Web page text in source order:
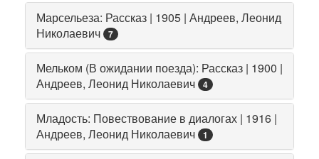
Марсельеза: Рассказ | 1905 | Андреев, Леонид
Николаевич
7
Мельком (В ожидании поезда): Рассказ | 1900 |
Андреев, Леонид Николаевич
4
Младость: Повествование в диалогах | 1916 |
Андреев, Леонид Николаевич
1